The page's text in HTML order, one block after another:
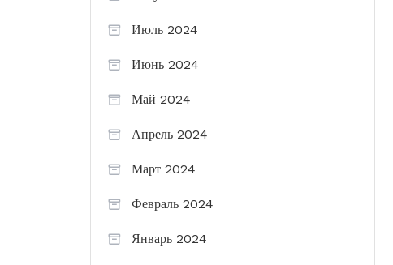
Июль 2024
Июнь 2024
Май 2024
Апрель 2024
Март 2024
Февраль 2024
Январь 2024